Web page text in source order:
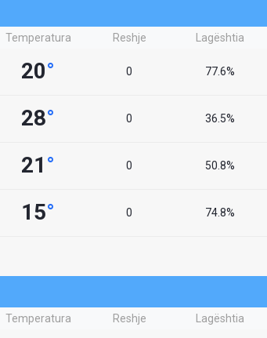
Temperatura Reshje Lagështia
20° 0 77.6%
28° 0 36.5%
21 ° 0 50.8%
15° 0 74.8%
Temperatura Reshje Lagështia